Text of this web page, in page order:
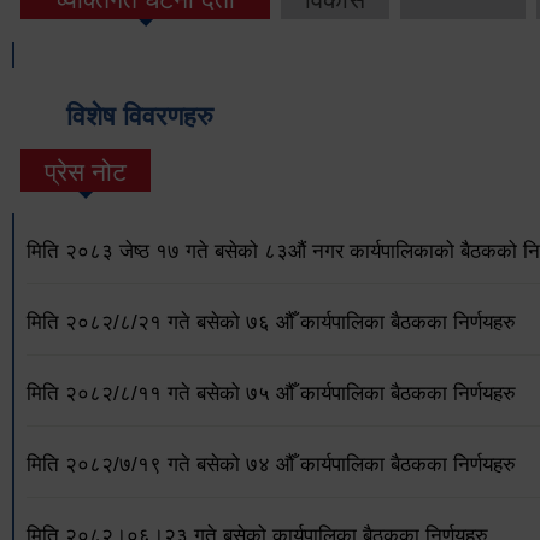
विशेष विवरणहरु
प्रेस नोट
मिति २०८३ जेष्ठ १७ गते बसेको ८३औं नगर कार्यपालिकाको बैठकको
मिति २०८२/८/२१ गते बसेको ७६ औँ कार्यपालिका बैठकका निर्णयहरु
मिति २०८२/८/११ गते बसेको ७५ औँ कार्यपालिका बैठकका निर्णयहरु
मिति २०८२/७/१९ गते बसेको ७४ औँ कार्यपालिका बैठकका निर्णयहरु